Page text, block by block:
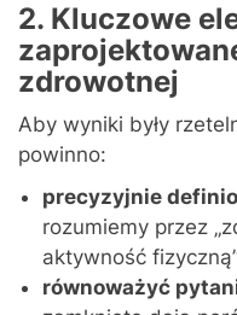
2. Kluczowe
zdrowotnej
Aby wyniki były
powinno:
precyzyjnie
rozumiemy przez
aktywność
równoważyć